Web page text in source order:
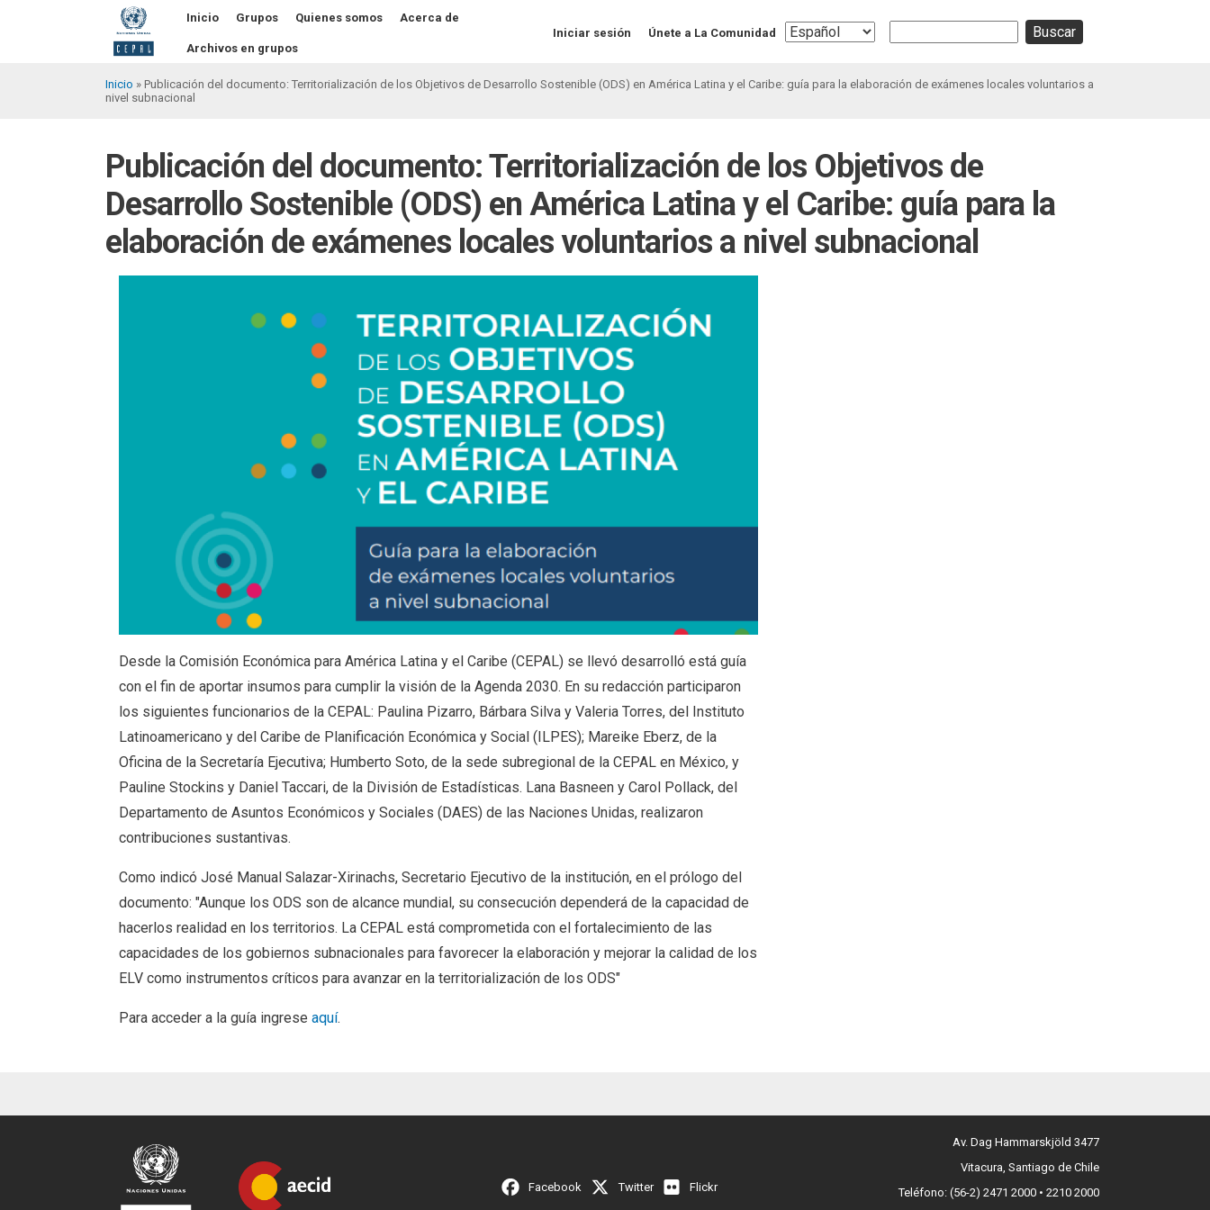
Inicio Grupos Quienes somos Acerca de
Archivos en grupos
Iniciar sesión Únete a La Comunidad
Select
your
Sobrescribir
de
ayuda
a
la
navegación
Inicio
Publicación del documento: Territorialización de los Objetivos de Desarrollo Sostenible (ODS) en América Latina y el Caribe: guía para la elaboración de exámenes locales voluntarios a
nivel subnacional
Publicación del documento: Territorialización de los Objetivos de
Desarrollo Sostenible (ODS) en América Latina y el Caribe: guía para la
elaboración de exámenes locales voluntarios a nivel subnacional
Desde la Comisión Económica para América Latina y el Caribe (CEPAL) se llevó desarrolló está guía
con el fin de aportar insumos para cumplir la visión de la Agenda 2030. En su redacción participaron
los siguientes funcionarios de la CEPAL: Paulina Pizarro, Bárbara Silva y Valeria Torres, del Instituto
Latinoamericano y del Caribe de Planificación Económica y Social (ILPES); Mareike Eberz, de la
Oficina de la Secretaría Ejecutiva; Humberto Soto, de la sede subregional de la CEPAL en México, y
Pauline Stockins y Daniel Taccari, de la División de Estadísticas. Lana Basneen y Carol Pollack, del
Departamento de Asuntos Económicos y Sociales (DAES) de las Naciones Unidas, realizaron
contribuciones sustantivas.
Como indicó José Manual Salazar-Xirinachs, Secretario Ejecutivo de la institución, en el prólogo del
documento: "Aunque los ODS son de alcance mundial, su consecución dependerá de la capacidad de
hacerlos realidad en los territorios. La CEPAL está comprometida con el fortalecimiento de las
capacidades de los gobiernos subnacionales para favorecer la elaboración y mejorar la calidad de los
ELV como instrumentos críticos para avanzar en la territorialización de los ODS"
Para acceder a la guía ingrese aquí.
Facebook Twitter Flickr
Av. Dag Hammarskjöld 3477
Vitacura, Santiago de Chile
Teléfono: (56-2) 2471 2000 • 2210 2000